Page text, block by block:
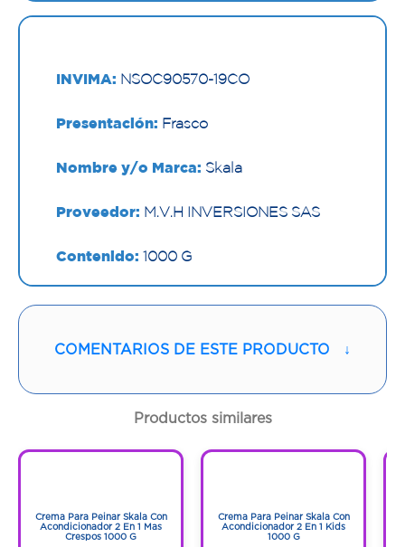
INVIMA: NSOC90570-19CO
Presentación: Frasco
Nombre y/o Marca: Skala
Proveedor: M.V.H INVERSIONES SAS
Contenido: 1000 G
Código:1295478
COMENTARIOS DE ESTE PRODUCTO ↓
Productos similares
Crema Para Peinar Skala Con
Acondicionador 2 En 1 Mas
Crespos 1000 G
Crema Para Peinar Skala Con
Acondicionador 2 En 1 Kids
1000 G